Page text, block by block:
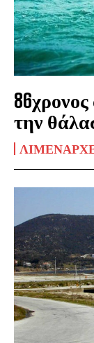
την